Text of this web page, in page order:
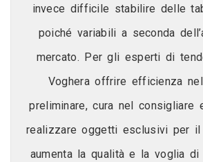
invece difficile stabilire delle
poiché variabili a seconda
mercato. Per gli esperti di
Voghera offrire efficienza
preliminare, cura nel consigliare
realizzare oggetti esclusivi per il
aumenta la qualità e la voglia